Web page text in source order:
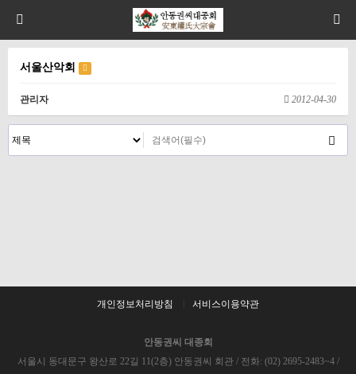
서울산악회
관리자 2012-04-30
개인정보처리방침 서비스이용약관
안동권씨 대종회
서울시 동대문구 왕산로 22길 11(2층) 안동권씨 회관 / 전화: (02) 2695-2483~4 /